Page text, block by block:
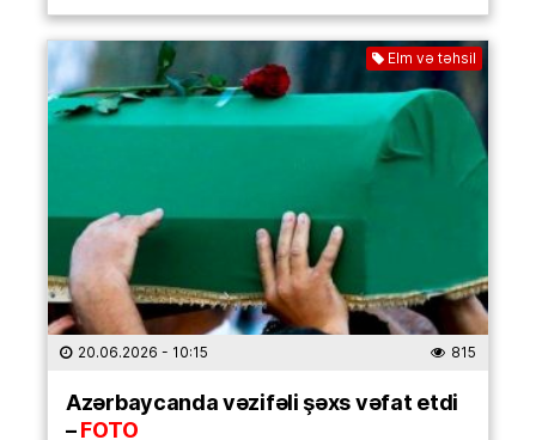
Elm və təhsil
20.06.2026 - 10:15 815
Azərbaycanda vəzifəli şəxs vəfat etdi
–FOTO